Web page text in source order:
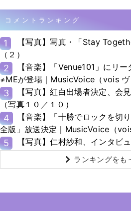
コメントランキング
1
【写真】写真・「Stay
（２）
2
【音楽】「Venue101」にリ
≠MEが登場｜MusicVoice（vois ヴ
3
【写真】紅白出場者決定、会
（写真１０／１０）
4
【音楽】「十勝でロックを切
全版」放送決定｜MusicVoice（
5 【写真】仁村紗和、インタビ
ランキングをも